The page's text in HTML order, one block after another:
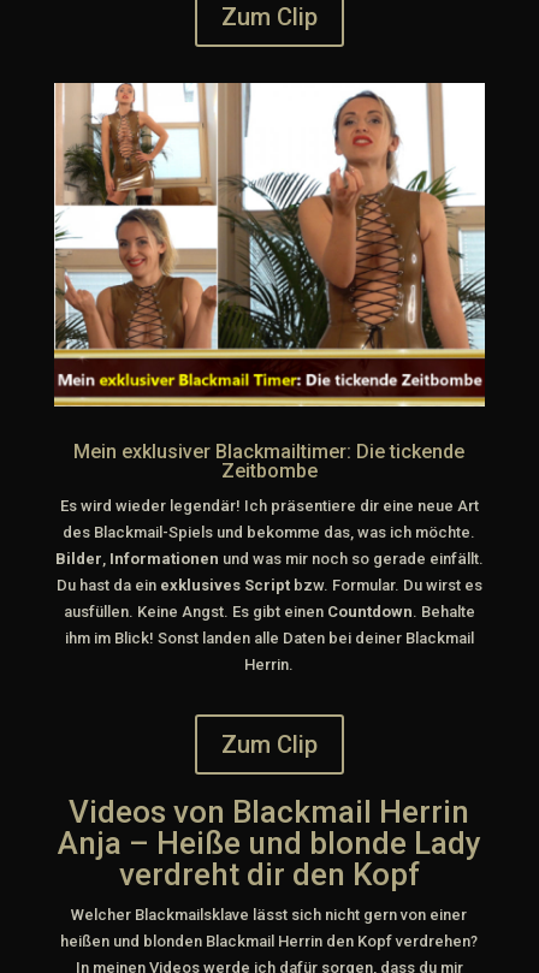
Zum Clip
Mein exklusiver Blackmailtimer: Die tickende
Zeitbombe
Es wird wieder legendär! Ich präsentiere dir eine neue Art
des Blackmail-Spiels und bekomme das, was ich möchte.
Bilder Informationen und was mir noch so gerade einfällt.
Du hast da ein exklusives Scriptbzw. Formular. Du wirst es
ausfüllen. Keine Angst. Es gibt einen Countdown . Behalte
ihm im Blick! Sonst landen alle Daten bei deiner Blackmail
Herrin.
Zum Clip
Videos von Blackmail Herrin
Anja – Heiße und blonde Lady
verdreht dir den Kopf
Welcher Blackmailsklave lässt sich nicht gern von einer
heißen und blonden Blackmail Herrin den Kopf verdrehen?
In meinen Videos werde ich dafür sorgen, dass du mir